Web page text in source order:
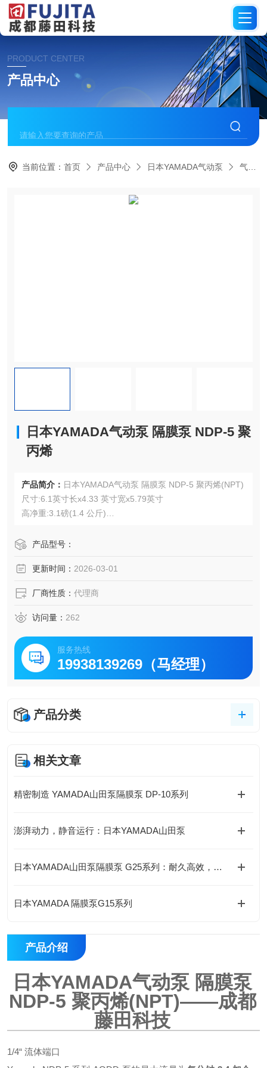
PRODUCT CENTER
产品中心
当前位置：首页 产品中心 日本YAMADA气动泵 气动隔膜泵
日本YAMADA气动泵 隔膜泵 NDP-5 聚
丙烯
产品简介： 日本YAMADA气动泵 隔膜泵 NDP-5 聚丙烯(NPT)
尺寸:6.1英寸长x4.33 英寸宽x5.79英寸
高净重:3.1磅(1.4 公斤)
产品型号：
更新时间： 2026-03-01
厂商性质： 代理商
访问量： 262
服务热线
19938139269（马经理）
产品分类
相关文章
精密制造 YAMADA山田泵隔膜泵 DP-10系列
澎湃动力，静音运行：日本YAMADA山田泵
日本YAMADA山田泵隔膜泵 G25系列：耐久高效，持久稳定
日本YAMADA 隔膜泵G15系列
产品介绍
日本YAMADA气动泵 隔膜泵
NDP-5 聚丙烯(NPT)——成都
藤田科技
1/4“ 流体端口